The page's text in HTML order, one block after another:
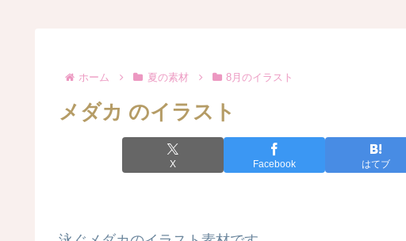
ホーム 夏の素材 8月のイラスト
メダカ のイラスト
X Facebook はてブ